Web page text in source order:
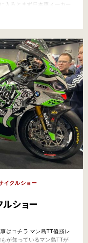
入るとまず日本車メーカー
メーカーのブースは、展示
イクルショー
ルショー
はコチラ マン島TT優勝レ
が知っているマン島TTが